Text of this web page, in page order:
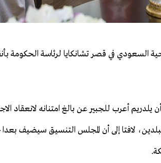
يلدريم أعرب للجبير عن بالغ امتنانه لانعقاد
لافتا إلى أن المجلس التنسيق سيضيف